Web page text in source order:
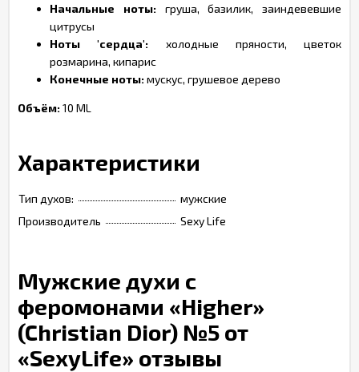
Начальные ноты:груша, базилик, заиндевевшие
цитрусы
Ноты 'сердца': холодные пряности, цветок
розмарина, кипарис
Конечные ноты:мускус, грушевое дерево
Объём:10 ML
Характеристики
Тип духов:
мужские
Производитель
Sexy Life
Мужские духи с
феромонами «Higher»
(Christian Dior) №5 от
«SexyLife» отзывы